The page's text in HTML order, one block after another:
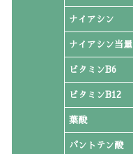
ナイアシン
ナイアシン当量
ビタミンB6
ビタミンB12
葉酸
パントテン酸